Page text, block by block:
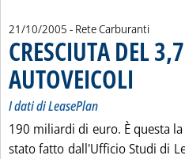
21/10/2005 - Rete Carburanti
CRESCIUTA DEL
AUTOVEICOLI
I dati di LeasePlan
190 miliardi di euro. È questa
stato fatto dall'Ufficio Studi di